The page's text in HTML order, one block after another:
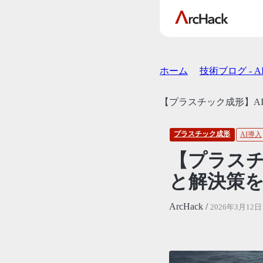
ホーム 技術ブログ -
【プラスチック成形】
プラスチック成形 AI導入
【プラス
と解決策
ArcHack / 2026年3月12日